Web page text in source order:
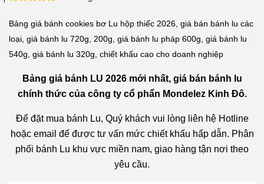
Bảng giá bánh cookies bơ Lu hộp thiếc 2026, giá bán bánh lu các
loại, giá bánh lu 720g, 200g, giá bánh lu pháp 600g, giá bánh lu
540g, giá bánh lu 320g, chiết khấu cao cho doanh nghiệp
Bảng giá bánh LU 2026mới nhất, giá bán bánh lu
chính thức của công ty cổ phẩn Mondelez Kinh Đô.
Để đặt mua bánh Lu, Quý khách vui lòng liên hệ Hotline
hoặc email để được tư vấn mức chiết khấu hấp dẫn. Phân
phối bánh Lu khu vực miền nam, giao hàng tận nơi theo
yêu cầu.